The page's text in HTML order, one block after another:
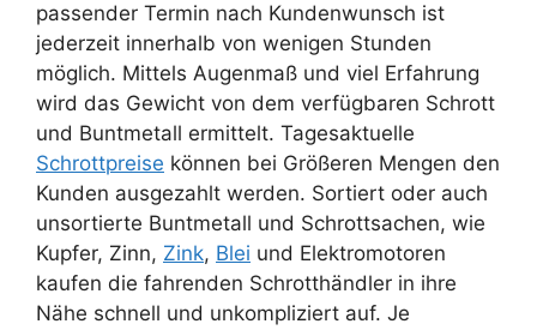
passender Termin nach Kundenwunsch ist
jederzeit innerhalb von wenigen Stunden
möglich. Mittels Augenmaß und viel Erfahrung
wird das Gewicht von dem verfügbaren Schrott
und Buntmetall ermittelt. Tagesaktuelle
Schrottpreise können bei Größeren Mengen den
Kunden ausgezahlt werden. Sortiert oder auch
unsortierte Buntmetall und Schrottsachen, wie
Kupfer, Zinn, Zink, Blei und Elektromotoren
kaufen die fahrenden Schrotthändler in ihre
Nähe schnell und unkompliziert auf. Je